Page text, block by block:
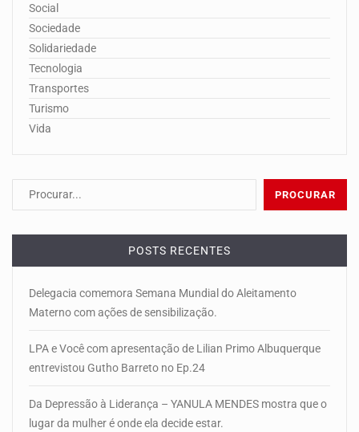
Social
Sociedade
Solidariedade
Tecnologia
Transportes
Turismo
Vida
POSTS RECENTES
Delegacia comemora Semana Mundial do Aleitamento
Materno com ações de sensibilização.
LPA e Você com apresentação de Lilian Primo Albuquerque
entrevistou Gutho Barreto no Ep.24
Da Depressão à Liderança – YANULA MENDES mostra que o
lugar da mulher é onde ela decide estar.